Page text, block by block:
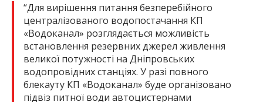
“Для вирішення питання безперебійного
централізованого водопостачання КП
«Водоканал» розглядається можливість
встановлення резервних джерел живлення
великої потужності на Дніпровських
водопровідних станціях. У разі повного
блекауту КП «Водоканал» буде організовано
підвіз питної води автоцистернами